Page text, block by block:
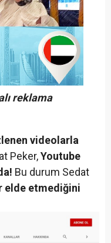
reklama
videolarla
Peker,Youtube
Bu durum Sedat
elde etmediğini